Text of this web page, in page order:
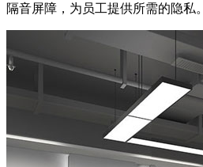
隔音屏障，为员工提供所需的隐私。